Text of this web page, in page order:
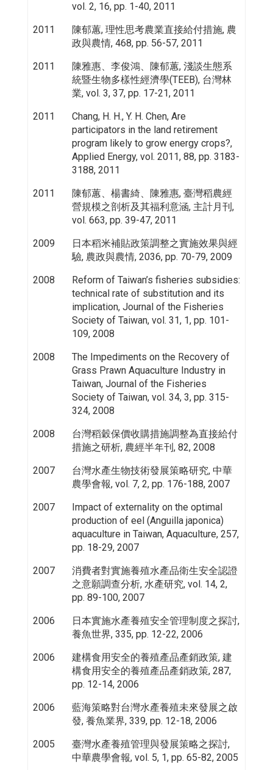
vol. 2, 16, pp. 1-40, 2011
2011
陳郁蕙, 理性思考農業直接給付措施, 農
政與農情, 468, pp. 56-57, 2011
2011
陳雅惠、李俊鴻、陳郁蕙, 淺談生態系
統暨生物多樣性經濟學(TEEB), 台灣林
業, vol. 3, 37, pp. 17-21, 2011
2011
Chang, H. H., Y. H. Chen, Are
participators in the land retirement
program likely to grow energy crops?,
Applied Energy, vol. 2011, 88, pp. 3183-
3188, 2011
2011
陳郁蕙、楊書綺、陳雅惠, 臺灣稻農經
營規模之剖析及其福利意涵, 主計月刊,
vol. 663, pp. 39-47, 2011
2009
日本稻米補貼政策調整之實施效果與經
驗, 農政與農情, 2036, pp. 70-79, 2009
2008
Reform of Taiwan’s fisheries subsidies:
technical rate of substitution and its
implication, Journal of the Fisheries
Society of Taiwan, vol. 31, 1, pp. 101-
109, 2008
2008
The Impediments on the Recovery of
Grass Prawn Aquaculture Industry in
Taiwan, Journal of the Fisheries
Society of Taiwan, vol. 34, 3, pp. 315-
324, 2008
2008
台灣稻穀保價收購措施調整為直接給付
措施之研析, 農經半年刊, 82, 2008
2007
台灣水產生物技術發展策略研究, 中華
農學會報, vol. 7, 2, pp. 176-188, 2007
2007
Impact of externality on the optimal
production of eel (Anguilla japonica)
aquaculture in Taiwan, Aquaculture, 257,
pp. 18-29, 2007
2007
消費者對實施養殖水產品衛生安全認證
之意願調查分析, 水產研究, vol. 14, 2,
pp. 89-100, 2007
2006
日本實施水產養殖安全管理制度之探討,
養魚世界, 335, pp. 12-22, 2006
2006
建構食用安全的養殖產品產銷政策, 建
構食用安全的養殖產品產銷政策, 287,
pp. 12-14, 2006
2006
藍海策略對台灣水產養殖未來發展之啟
發, 養魚業界, 339, pp. 12-18, 2006
2005
臺灣水產養殖管理與發展策略之探討,
中華農學會報, vol. 5, 1, pp. 65-82, 2005